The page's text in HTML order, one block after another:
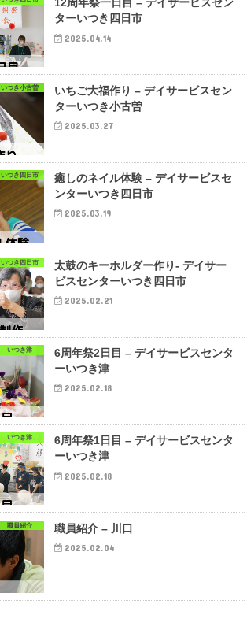
12周年祭一日目 – デイサービスセン
ターいつき四日市
2025.04.14
いつき小古曽
いちご大福作り – デイサービスセン
ターいつき小古曽
2025.03.27
いつき四日市
癒しのネイル体験 – デイサービスセ
ンターいつき四日市
2025.03.19
いつき四日市
太鼓のキーホルダー作り- デイサー
ビスセンターいつき四日市
2025.02.21
いつき津
6周年祭2日目 – デイサービスセンタ
ーいつき津
2025.02.18
いつき津
6周年祭1日目 – デイサービスセンタ
ーいつき津
2025.02.18
職員紹介 職員紹介 – 川口
2025.02.04